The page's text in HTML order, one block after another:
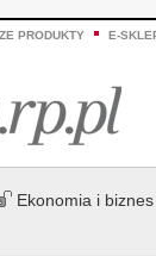
PRODUKTY E-
Ekonomia i biznes